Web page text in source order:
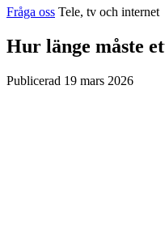
Fråga oss Tele, tv och internet
Hur länge måste
Publicerad 19 mars 2026